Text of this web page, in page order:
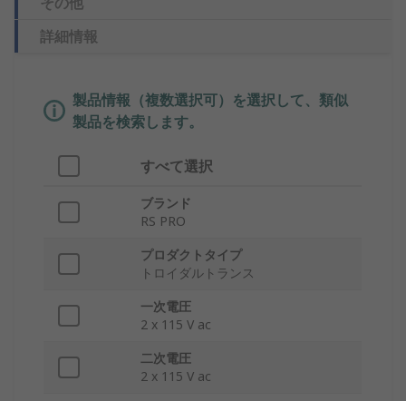
詳細情報
製品情報（複数選択可）を選択して、類似
製品を検索します。
すべて選択
ブランド
RS PRO
プロダクトタイプ
トロイダルトランス
一次電圧
2 x 115 V ac
二次電圧
2 x 115 V ac